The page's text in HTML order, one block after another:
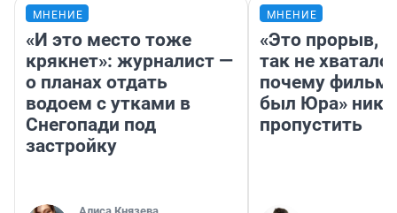
МНЕНИЕ
«И это место тоже
крякнет»: журналист —
о планах отдать
водоем с утками в
Снегопади под
застройку
МНЕНИЕ
«Это прорыв,
так не
почему фильм
был Юра»
пропустить